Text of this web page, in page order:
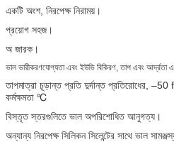
একটি অংশ, নিরপেক্ষ নিরাময়।
প্রয়োগ সহজ।
অ জারক।
ভাল ভারীকরণযোগ্যতা এবং ইউভি বিকিরণ, তাপ এবং আর্দ্রতা
তাপমাত্রা চূড়ান্ত প্রতি দুর্দান্ত প্রতিরোধের,
কর্মক্ষমতা ℃
বিস্তৃত স্তরগুলিতে ভাল অপরিশোধিত আনুগত্য।
অন্যান্য নিরপেক্ষ সিলিকন সিলেন্টের সাথে ভাল